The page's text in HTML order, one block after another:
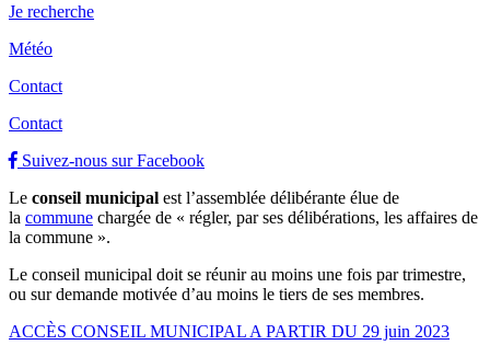
Je recherche
Météo
Contact
Contact
Suivez-nous sur Facebook
Le conseil municipal est l’assemblée délibérante élue de
la commune chargée de « régler, par ses délibérations, les affaires de
la commune ».
Le conseil municipal doit se réunir au moins une fois par trimestre,
ou sur demande motivée d’au moins le tiers de ses membres.
ACCÈS CONSEIL MUNICIPAL A PARTIR DU 29 juin 2023